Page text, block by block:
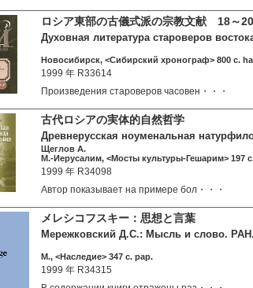
ロシア東部の古儀式派の宗教文献 18～
Духовная литература староверов
Новосибирск, <Сибирский хронограф> 800 c.
1999 年 R33614
Произведения староверов часовен・・・
古代ロシアの実体的自然哲学
Древнерусская ноуменальная
Щеглов А.
М.-Иерусалим, <Мосты культуры-Гешарим> 197
1999 年 R34098
Автор показывает на примере бол・・・
メレシコフスキー：思想と言葉
Мережковский Д.С.: Мысль и слово.
М., <Наследие> 347 c. pap.
1999 年 R34315